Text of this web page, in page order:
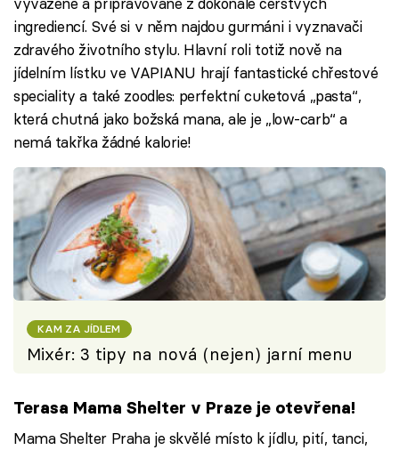
ingrediencí. Své si v něm najdou gurmáni i vyznavači
zdravého životního stylu. Hlavní roli totiž nově na
jídelním lístku ve VAPIANU hrají fantastické chřestové
speciality a také zoodles: perfektní cuketová „pasta“,
která chutná jako božská mana, ale je „low-carb“ a
nemá takřka žádné kalorie!
KAM ZA JÍDLEM
Mixér: 3 tipy na nová (nejen) jarní menu
Terasa Mama Shelter v Praze je otevřena!
Mama Shelter Praha je skvělé místo k jídlu, pití, tanci,